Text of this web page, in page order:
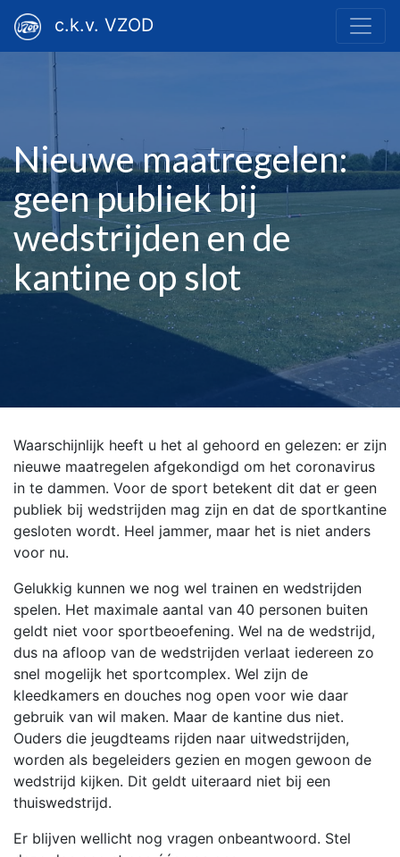
c.k.v. VZOD
Nieuwe maatregelen:
geen publiek bij
wedstrijden en de
kantine op slot
Waarschijnlijk heeft u het al gehoord en gelezen: er zijn
nieuwe maatregelen afgekondigd om het coronavirus
in te dammen. Voor de sport betekent dit dat er geen
publiek bij wedstrijden mag zijn en dat de sportkantine
gesloten wordt. Heel jammer, maar het is niet anders
voor nu.
Gelukkig kunnen we nog wel trainen en wedstrijden
spelen. Het maximale aantal van 40 personen buiten
geldt niet voor sportbeoefening. Wel na de wedstrijd,
dus na afloop van de wedstrijden verlaat iedereen zo
snel mogelijk het sportcomplex. Wel zijn de
kleedkamers en douches nog open voor wie daar
gebruik van wil maken. Maar de kantine dus niet.
Ouders die jeugdteams rijden naar uitwedstrijden,
worden als begeleiders gezien en mogen gewoon de
wedstrijd kijken. Dit geldt uiteraard niet bij een
thuiswedstrijd.
Er blijven wellicht nog vragen onbeantwoord. Stel